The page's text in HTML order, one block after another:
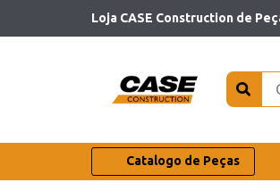
Loja CASE Construction de
Catalogo de Peças